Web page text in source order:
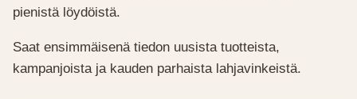
pienistä löydöistä.
Saat ensimmäisenä tiedon uusista tuotteista,
kampanjoista ja kauden parhaista lahjavinkeistä.